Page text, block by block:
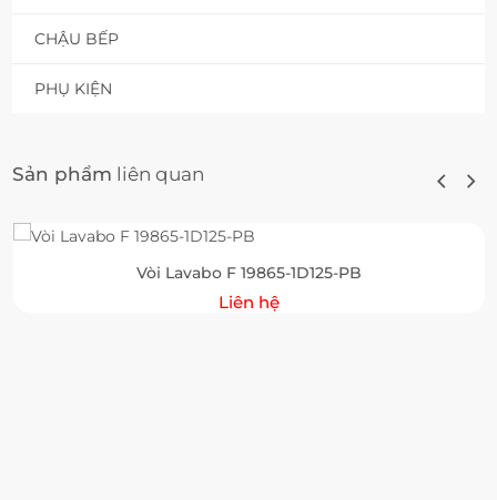
CHẬU BẾP
PHỤ KIỆN
Sản phẩm liên quan
Vòi Lavabo F 19865-1D125-PB
Liên hệ